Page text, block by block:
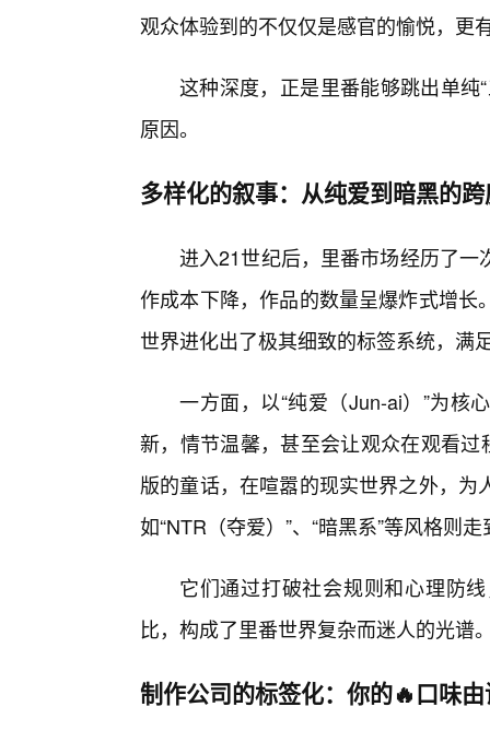
观众体验到的不仅仅是感官的愉悦，更
这种深度，正是里番能够跳出单纯
原因。
多样化的叙事：从纯爱到暗黑的
进入21世纪后，里番市场经历了
作成本下降，作品的数量呈爆炸式增
世界进化出了极其细致的标签系统，满
一方面，以“纯爱（Jun-ai）”为核
新，情节温馨，甚至会让观众在观看
版的童话，在喧嚣的现实世界之外，
如“NTR（夺爱）”、“暗黑系”等风格则
它们通过打破社会规则和心理防
比，构成了里番世界复杂而迷人的光谱
制作公司的标签化：你的🔥口味